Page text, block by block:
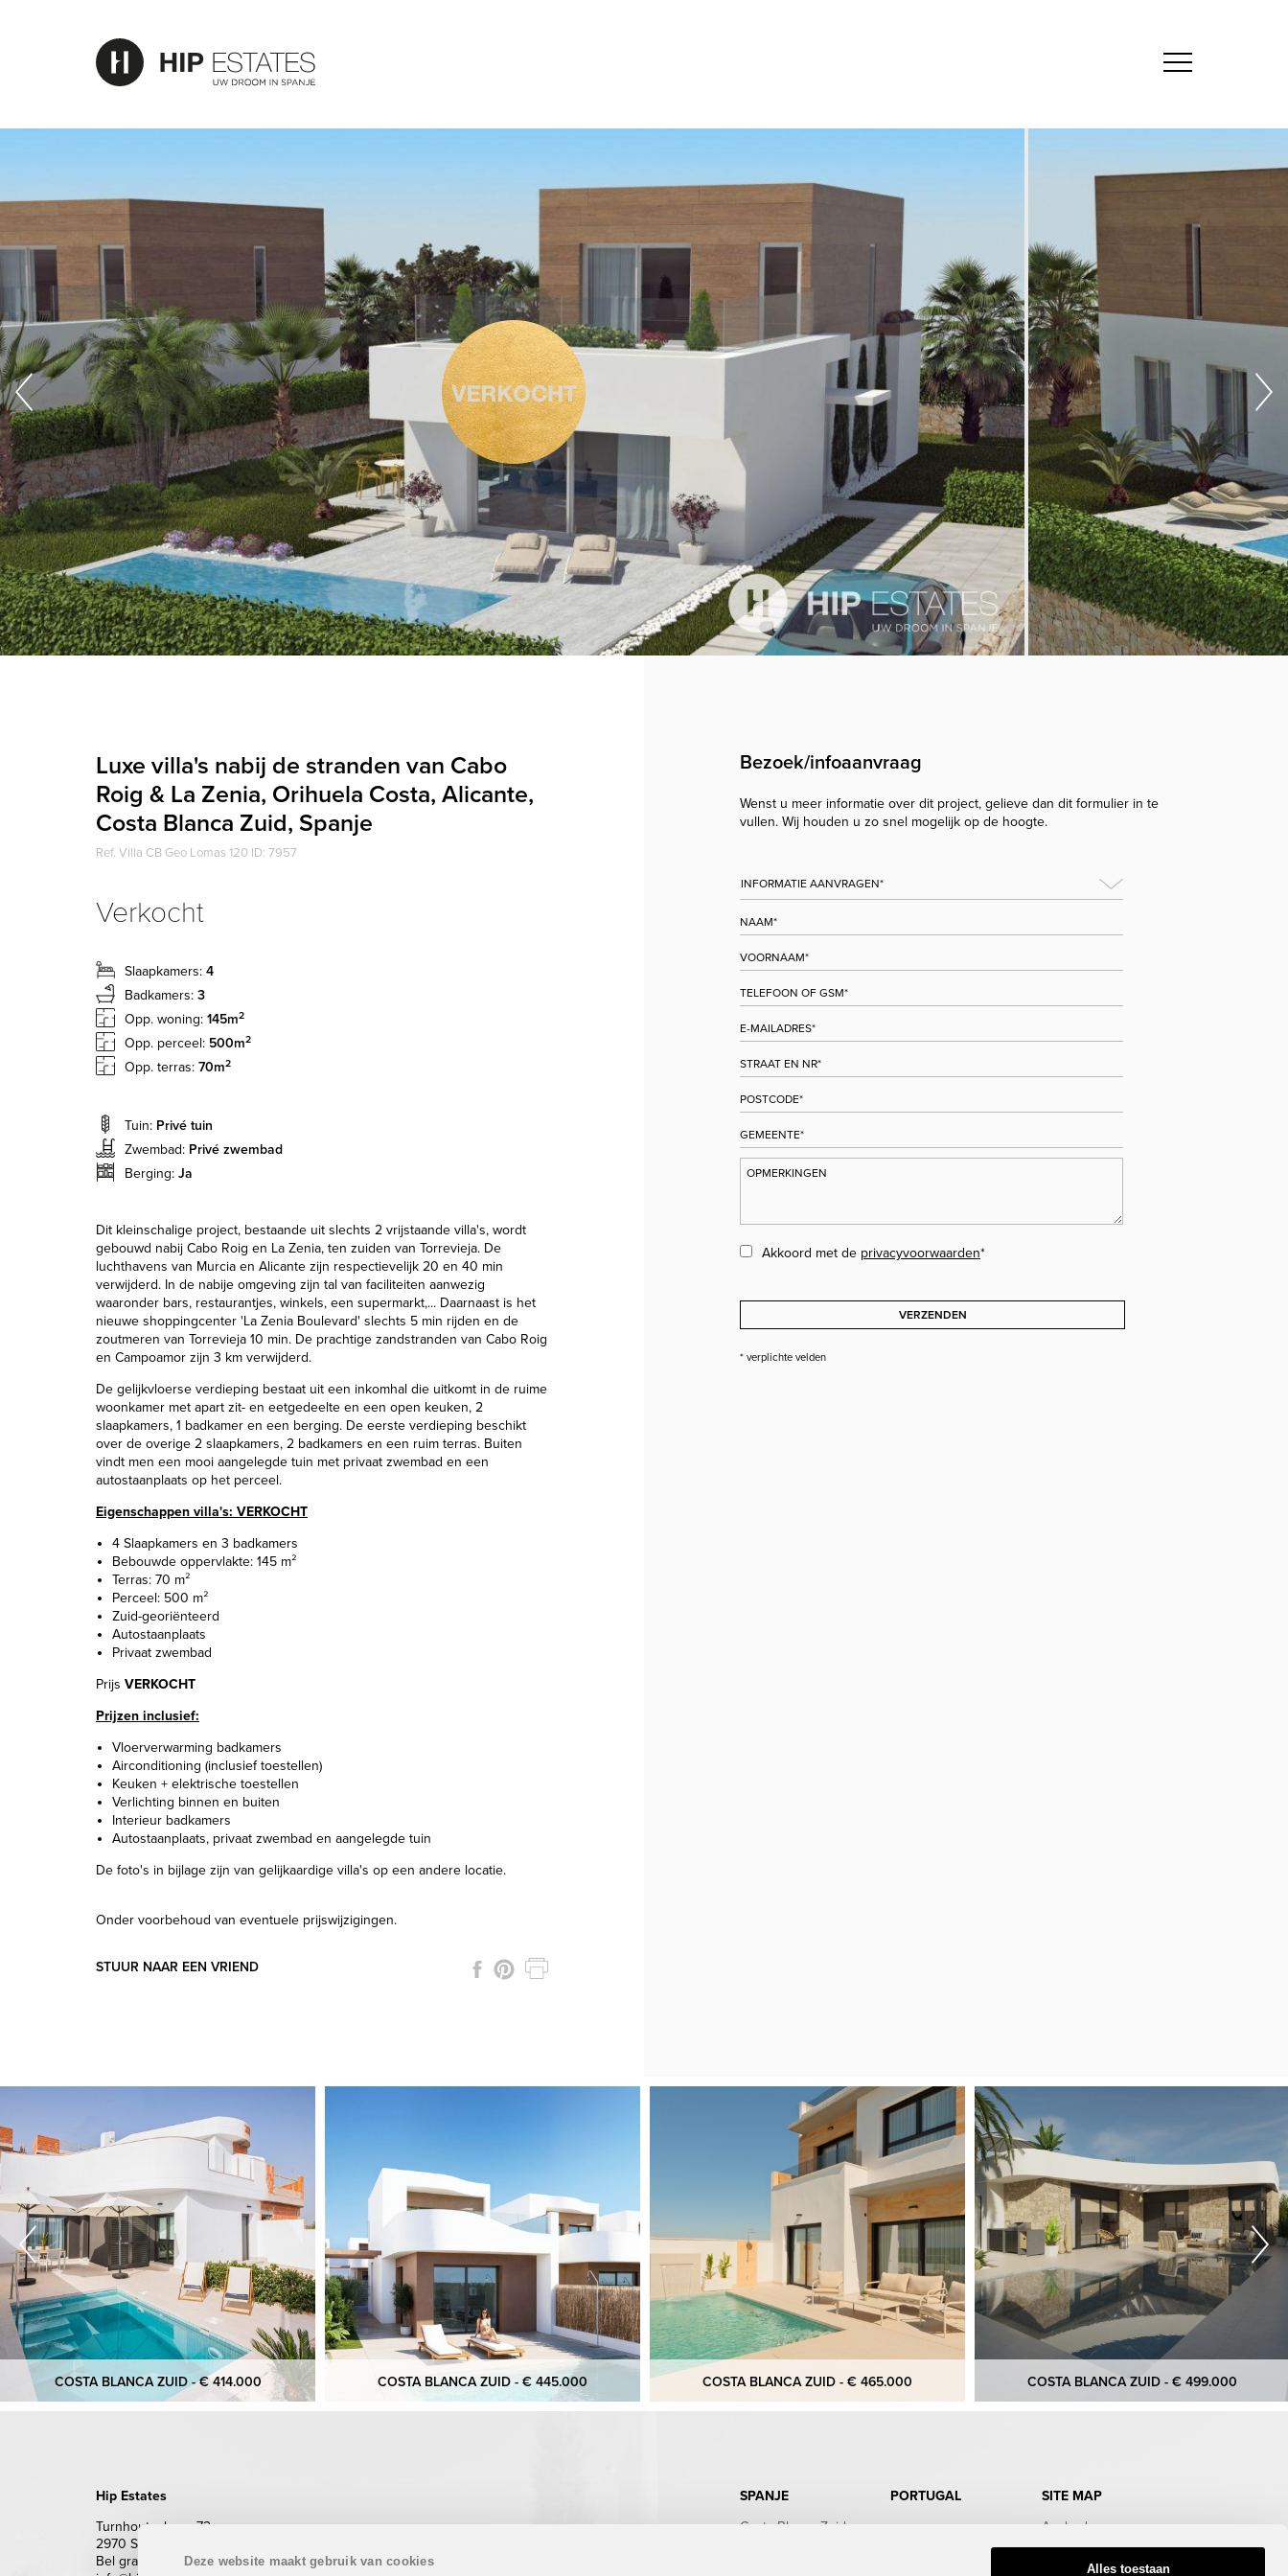
Deze website maakt gebruik van cookies
Alles toestaan
Luxe villa's nabij de stranden van Cabo
Roig & La Zenia, Orihuela Costa, Alicante,
Costa Blanca Zuid, Spanje
Ref. Villa CB Geo Lomas 120 ID: 7957
Verkocht
Slaapkamers: 4
Badkamers: 3
Opp. woning: 145m2
Opp. perceel: 500m2
Opp. terras: 70m2
Tuin: Privé tuin
Zwembad: Privé zwembad
Berging: Ja
Dit kleinschalige project, bestaande uit slechts 2 vrijstaande villa's, wordt
gebouwd nabij Cabo Roig en La Zenia, ten zuiden van Torrevieja. De
luchthavens van Murcia en Alicante zijn respectievelijk 20 en 40 min
verwijderd. In de nabije omgeving zijn tal van faciliteiten aanwezig
waaronder bars, restaurantjes, winkels, een supermarkt,... Daarnaast is het
nieuwe shoppingcenter 'La Zenia Boulevard' slechts 5 min rijden en de
zoutmeren van Torrevieja 10 min. De prachtige zandstranden van Cabo Roig
en Campoamor zijn 3 km verwijderd.
De gelijkvloerse verdieping bestaat uit een inkomhal die uitkomt in de ruime
woonkamer met apart zit- en eetgedeelte en een open keuken, 2
slaapkamers, 1 badkamer en een berging. De eerste verdieping beschikt
over de overige 2 slaapkamers, 2 badkamers en een ruim terras. Buiten
vindt men een mooi aangelegde tuin met privaat zwembad en een
autostaanplaats op het perceel.
Eigenschappen villa's: VERKOCHT
4 Slaapkamers en 3 badkamers
Bebouwde oppervlakte: 145 m²
Terras: 70 m²
Perceel: 500 m²
Zuid-georiënteerd
Autostaanplaats
Privaat zwembad
Prijs VERKOCHT
Prijzen inclusief:
Vloerverwarming badkamers
Airconditioning (inclusief toestellen)
Keuken + elektrische toestellen
Verlichting binnen en buiten
Interieur badkamers
Autostaanplaats, privaat zwembad en aangelegde tuin
De foto's in bijlage zijn van gelijkaardige villa's op een andere locatie.
Onder voorbehoud van eventuele prijswijzigingen.
STUUR NAAR EEN VRIEND
Bezoek/infoaanvraag
Wenst u meer informatie over dit project, gelieve dan dit formulier in te
vullen. Wij houden u zo snel mogelijk op de hoogte.
Akkoord met de privacyvoorwaarden*
VERZENDEN
* verplichte velden
COSTA BLANCA ZUID - € 414.000 COSTA BLANCA ZUID - € 445.000 COSTA BLANCA ZUID - € 465.000 COSTA BLANCA ZUID - € 499.000
Hip Estates
Turnhoutsebaan 72
2970 Schilde
Bel gratis 0800 62 500 (enkel vanuit België)
SPANJE
Costa Blanca Zuid
PORTUGAL
SITE MAP
Aanbod
Doe de test
Gratis Infopakket